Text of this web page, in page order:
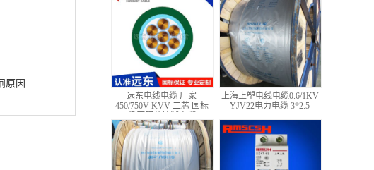
原因
远东电线电缆 厂家
450/750V KVV 二芯 国标
上海上塑电线电缆0.6/1KV
YJV22电力电缆 3*2.5